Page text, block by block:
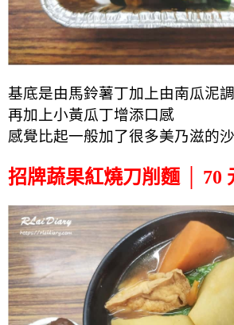
基底是由馬鈴薯丁加上由南瓜泥
再加上小黃瓜丁增添口感
感覺比起一般加了很多美乃滋的
招牌蔬果紅燒刀削麵 │ 70